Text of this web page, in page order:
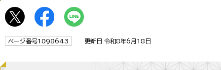
ページ番号1098643 更新日 令和8年6月18日